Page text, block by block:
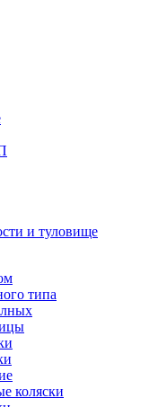
и туловище
типа
коляски